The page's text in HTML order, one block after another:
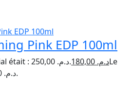
Pink EDP 100ml
Le prix initial était : د.م. 250,00. د.م.Le
prix actuel est : د.م. 180,00.